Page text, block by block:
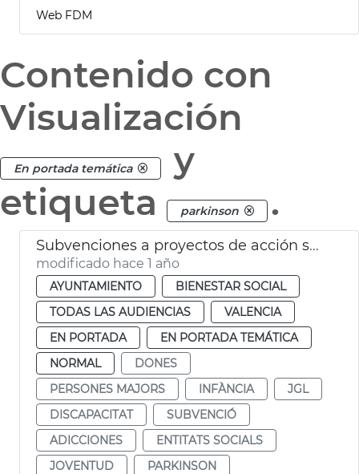
Web FDM
Contenido con
Visualización
En portada temática
y
etiqueta
parkinson .
Subvenciones a proyectos de acción social
modificado hace 1 año
AYUNTAMIENTO
BIENESTAR SOCIAL
TODAS LAS AUDIENCIAS
VALENCIA
EN PORTADA
EN PORTADA TEMÁTICA
NORMAL
DONES
PERSONES MAJORS
INFÀNCIA
JGL
DISCAPACITAT
SUBVENCIÓ
ADICCIONES
ENTITATS SOCIALS
JOVENTUD
PARKINSON